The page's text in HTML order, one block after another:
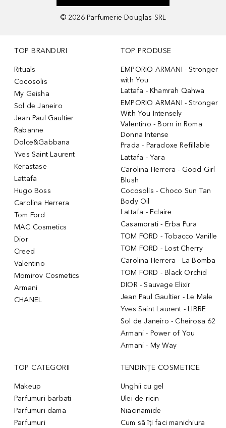
© 2026 Parfumerie Douglas SRL
TOP BRANDURI
Rituals
Cocosolis
My Geisha
Sol de Janeiro
Jean Paul Gaultier
Rabanne
Dolce&Gabbana
Yves Saint Laurent
Kerastase
Lattafa
Hugo Boss
Carolina Herrera
Tom Ford
MAC Cosmetics
Dior
Creed
Valentino
Momirov Cosmetics
Armani
CHANEL
TOP PRODUSE
EMPORIO ARMANI - Stronger
with You
Lattafa - Khamrah Qahwa
EMPORIO ARMANI - Stronger
With You Intensely
Valentino - Born in Roma
Donna Intense
Prada - Paradoxe Refillable
Lattafa - Yara
Carolina Herrera - Good Girl
Blush
Cocosolis - Choco Sun Tan
Body Oil
Lattafa - Eclaire
Casamorati - Erba Pura
TOM FORD - Tobacco Vanille
TOM FORD - Lost Cherry
Carolina Herrera - La Bomba
TOM FORD - Black Orchid
DIOR - Sauvage Elixir
Jean Paul Gaultier - Le Male
Yves Saint Laurent - LIBRE
Sol de Janeiro - Cheirosa 62
Armani - Power of You
Armani - My Way
TOP CATEGORII
Makeup
Parfumuri barbati
Parfumuri dama
Parfumuri
TENDINȚE COSMETICE
Unghii cu gel
Ulei de ricin
Niacinamide
Cum să îți faci manichiura